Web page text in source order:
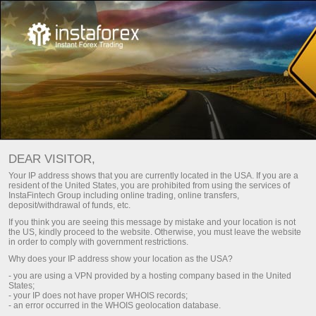
Экономикалық күнтізбе
Day Ағымдағы апта Келесі апта
(UTC 0)
авг авг авг авг
DEAR VISITOR,
Your IP address shows that you are currently located in the USA. If you are a
resident of the United States, you are prohibited from using the services of
InstaFintech Group including online trading, online transfers,
deposit/withdrawal of funds, etc.
If you think you are seeing this message by mistake and your location is not
the US, kindly proceed to the website. Otherwise, you must leave the website
in order to comply with government restrictions.
Why does your IP address show your location as the USA?
- you are using a VPN provided by a hosting company based in the United
States;
- your IP does not have proper WHOIS records;
- an error occurred in the WHOIS geolocation database.